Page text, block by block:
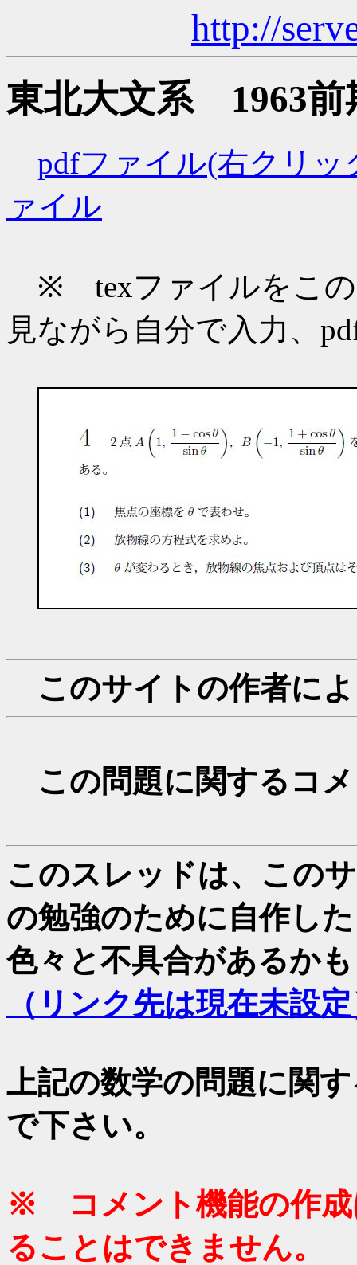
http://
東北大文系
pdfファイル(右クリ
ァイル
※ texファイルをこの
見ながら自分で入力、
このサイトの作者に
この問題に関するコ
このスレッドは、この
の勉強のために自作し
色々と不具合があるか
（リンク先は現在未設
上記の数学の問題に関
で下さい。
※ コメント機能の作成
ることはできません。